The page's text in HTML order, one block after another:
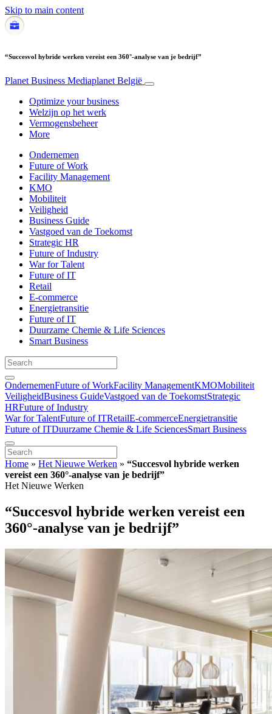
Skip to main content
“Succesvol hybride werken vereist een 360°-analyse van je bedrijf”
Planet Business Mediaplanet België
Optimize your business
Welzijn op het werk
Vermogensbeheer
More
Ondernemen
Future of Work
Facility Management
KMO
Mobiliteit
Veiligheid
Business Guide
Vastgoed van de Toekomst
Strategic HR
Future of Industry
War for Talent
Future of IT
Retail
E-commerce
Energietransitie
Future of IT
Duurzame Chemie & Life Sciences
Smart Business
OndernemenFuture of WorkFacility ManagementKMOMobiliteit
VeiligheidBusiness GuideVastgoed van de ToekomstStrategic
HRFuture of Industry
War for TalentFuture of ITRetailE-commerceEnergietransitie
Future of ITDuurzame Chemie & Life SciencesSmart Business
Home » Het Nieuwe Werken » “Succesvol hybride werken
vereist een 360°-analyse van je bedrijf”
Het Nieuwe Werken
“Succesvol hybride werken vereist een
360°-analyse van je bedrijf”